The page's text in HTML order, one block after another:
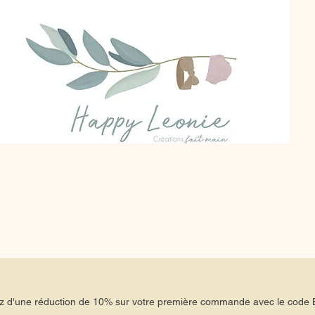
d'une réduction de 10% sur votre première commande avec le code